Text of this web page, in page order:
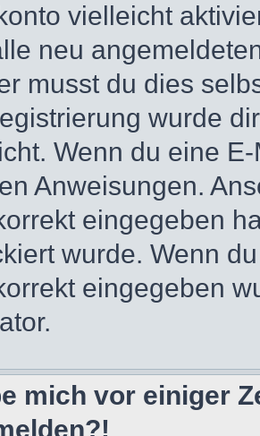
vielleicht
neu
musst du dies
wurde
Wenn du eine
Anweisungen.
eingegeben
wurde. Wenn
eingegeben
mich vor einiger